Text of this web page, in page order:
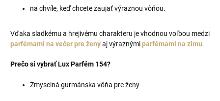
na chvíle, keď chcete zaujať výraznou vôňou.
Vďaka sladkému a hrejivému charakteru je vhodnou voľbou medzi
parfémami na večer pre ženyaj výraznýmiparfémami na zimu.
Prečo si vybrať Lux Parfém 154?
Zmyselná gurmánska vôňa pre ženy